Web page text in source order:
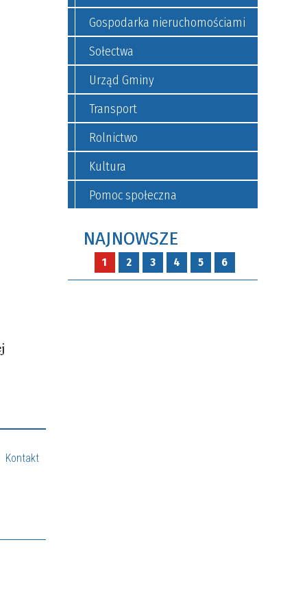
Kontakt
Gospodarka nieruchomościami
Sołectwa
Urząd Gminy
Transport
Rolnictwo
Kultura
Pomoc społeczna
NAJNOWSZE
1 2 3 4 5 6